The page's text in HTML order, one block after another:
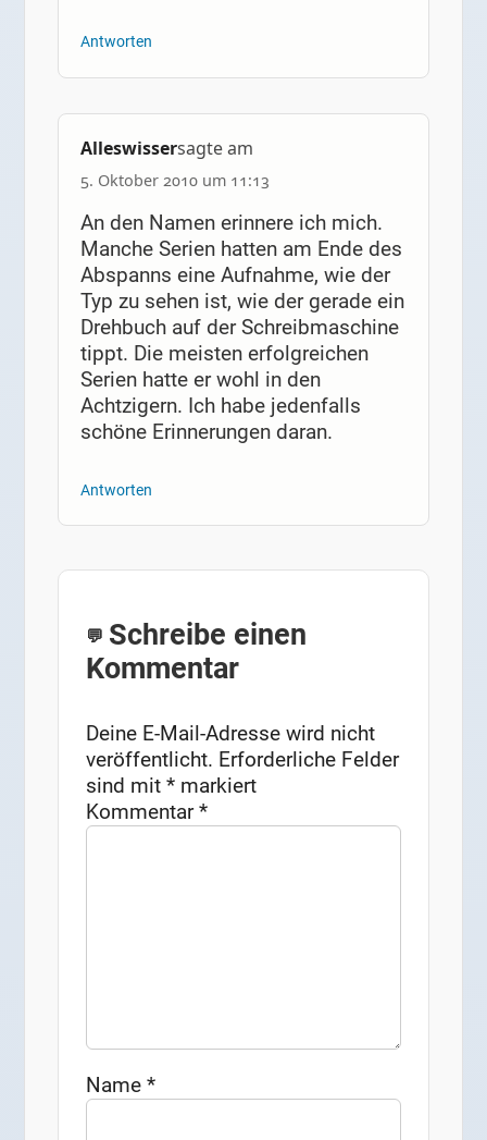
Antworten
Alleswissersagte am
5. Oktober 2010 um 11:13
An den Namen erinnere ich mich.
Manche Serien hatten am Ende des
Abspanns eine Aufnahme, wie der
Typ zu sehen ist, wie der gerade ein
Drehbuch auf der Schreibmaschine
tippt. Die meisten erfolgreichen
Serien hatte er wohl in den
Achtzigern. Ich habe jedenfalls
schöne Erinnerungen daran.
Antworten
Schreibe einen
Kommentar
Deine E-Mail-Adresse wird nicht
veröffentlicht. Erforderliche Felder
sind mit* markiert
Kommentar*
Name*